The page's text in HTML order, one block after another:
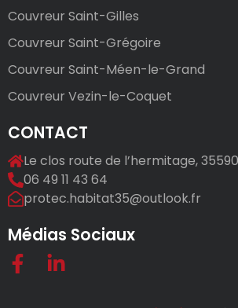
Couvreur Saint-Gilles
Couvreur Saint-Grégoire
Couvreur Saint-Méen-le-Grand
Couvreur Vezin-le-Coquet
CONTACT
Le clos route de l’hermitage,
06 49 11 43 64
protec.habitat35@outlook.fr
Médias Sociaux